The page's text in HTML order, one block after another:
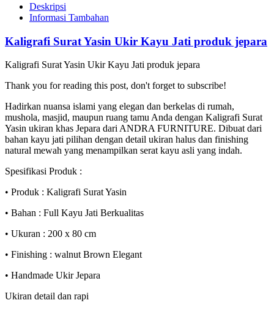
Deskripsi
Informasi Tambahan
Kaligrafi Surat Yasin Ukir Kayu Jati produk jepara
Kaligrafi Surat Yasin Ukir Kayu Jati produk jepara
Thank you for reading this post, don't forget to subscribe!
Hadirkan nuansa islami yang elegan dan berkelas di rumah,
mushola, masjid, maupun ruang tamu Anda dengan Kaligrafi Surat
Yasin ukiran khas Jepara dari ANDRA FURNITURE. Dibuat dari
bahan kayu jati pilihan dengan detail ukiran halus dan finishing
natural mewah yang menampilkan serat kayu asli yang indah.
Spesifikasi Produk :
• Produk : Kaligrafi Surat Yasin
• Bahan : Full Kayu Jati Berkualitas
• Ukuran : 200 x 80 cm
• Finishing : walnut Brown Elegant
• Handmade Ukir Jepara
Ukiran detail dan rapi